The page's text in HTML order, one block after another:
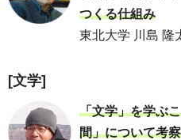
つくる仕組み
東北大学 川島 隆
[文学]
「文学」を学ぶ
間」について考